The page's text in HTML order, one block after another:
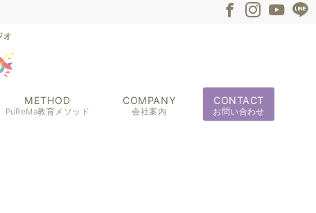
METHOD
PuReMa教育メソッド
COMPANY
会社案内
CONTACT
お問い合わせ